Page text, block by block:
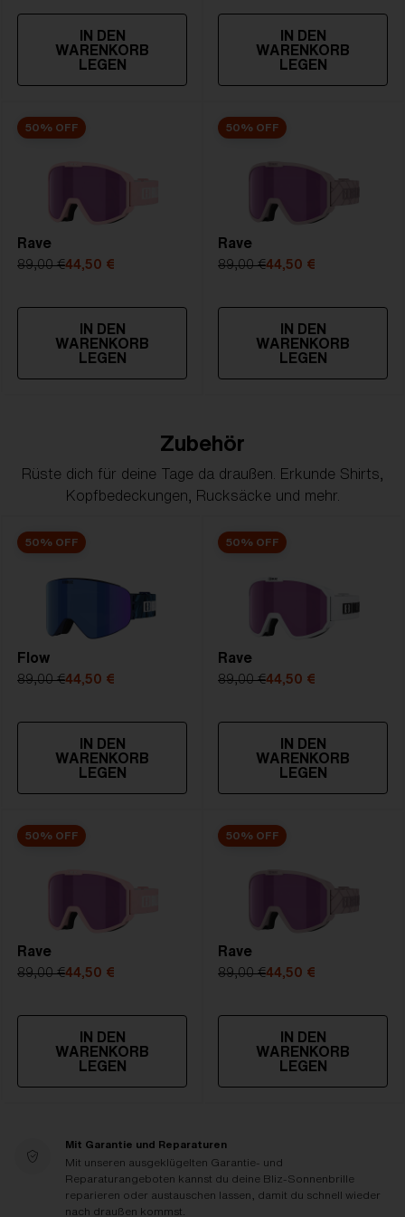
IN DEN
WARENKORB
LEGEN
IN DEN
WARENKORB
LEGEN
50% OFF
Rave
89,00 €44,50 €
IN DEN
WARENKORB
LEGEN
50% OFF
Rave
89,00 €44,50 €
IN DEN
WARENKORB
LEGEN
Zubehör
Rüste dich für deine Tage da draußen. Erkunde Shirts,
Kopfbedeckungen, Rucksäcke und mehr.
50% OFF
Flow
89,00 €44,50 €
IN DEN
WARENKORB
LEGEN
50% OFF
Rave
89,00 €44,50 €
IN DEN
WARENKORB
LEGEN
50% OFF
Rave
89,00 €44,50 €
IN DEN
WARENKORB
LEGEN
50% OFF
Rave
89,00 €44,50 €
IN DEN
WARENKORB
LEGEN
Mit Garantie und Reparaturen
Mit unseren ausgeklügelten Garantie- und
Reparaturangeboten kannst du deine Bliz-Sonnenbrille
reparieren oder austauschen lassen, damit du schnell wieder
nach draußen kommst.